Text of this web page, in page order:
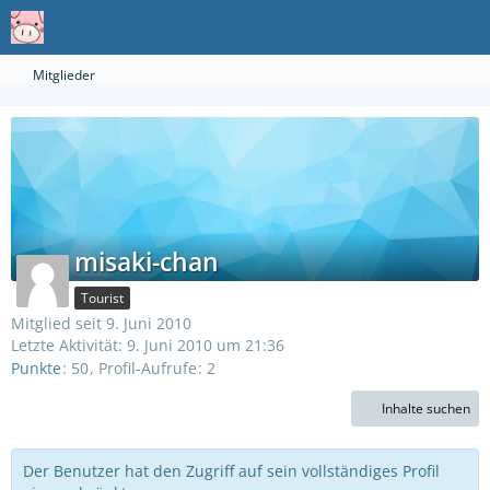
Mitglieder
misaki-chan
Tourist
Mitglied seit 9. Juni 2010
Letzte Aktivität: 9. Juni 2010 um 21:36
Punkte 50 Profil-Aufrufe 2
Inhalte suchen
Der Benutzer hat den Zugriff auf sein vollständiges Profil